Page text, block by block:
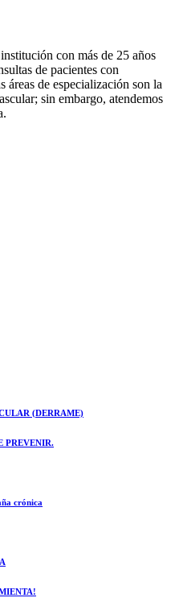
con más de 25 años
de pacientes con
áreas de especialización son la
sin embargo, atendemos
(DERRAME)
PREVENIR.
crónica